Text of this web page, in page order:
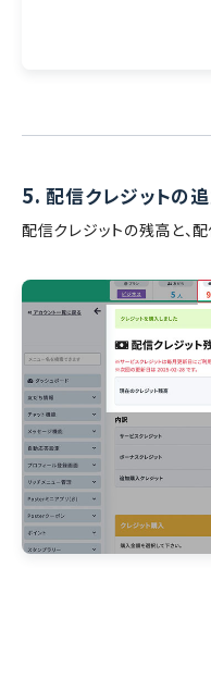
5. 配信クレジットの
配信クレジットの残高と、